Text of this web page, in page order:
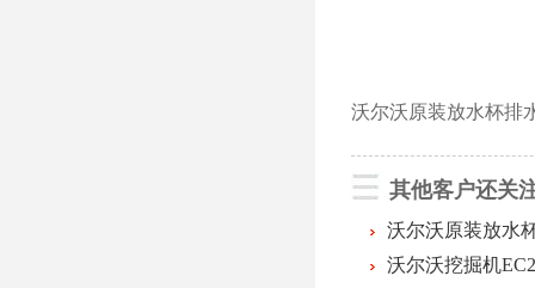
沃尔沃原装放水杯排
其他客户还关
沃尔沃原装放水
沃尔沃挖掘机